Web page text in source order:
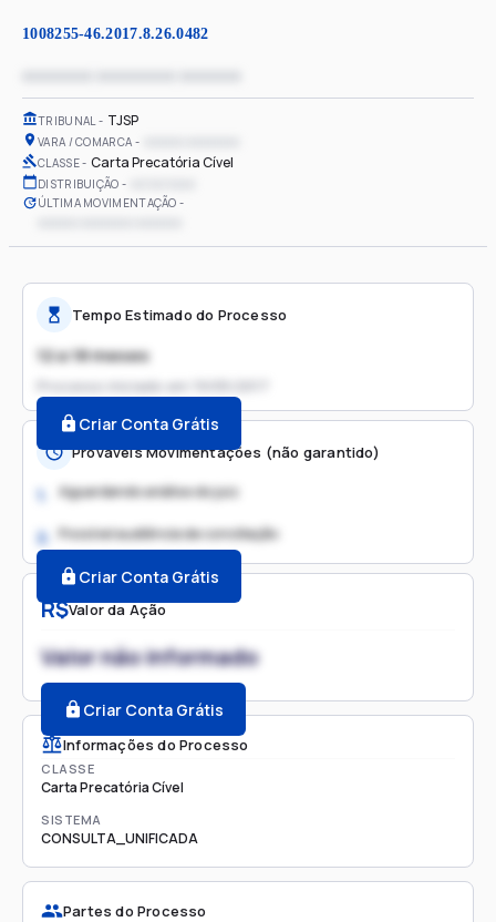
1008255-46.2017.8.26.0482
TRIBUNAL TJSP
VARA / COMARCA
CLASSE Carta Precatória Cível
DISTRIBUIÇÃO
ÚLTIMA MOVIMENTAÇÃO
R$Valor da Ação
Valor não informado
Criar Conta Grátis
Informações do Processo
CLASSE
Carta Precatória Cível
SISTEMA
CONSULTA_UNIFICADA
Partes do Processo
Tempo Estimado do Processo
12 a 18 meses
Processo iniciado em
Criar Conta Grátis
Prováveis Movimentações (não garantido)
1. Aguardando análise do juiz
2. Possível audiência de conciliação
Criar Conta Grátis